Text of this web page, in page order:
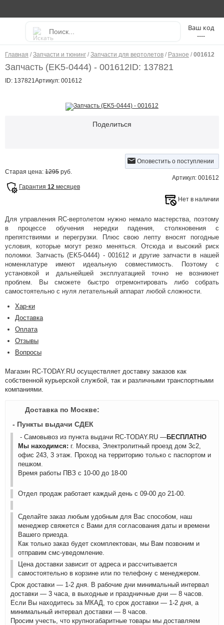
----
Главная / Запчасти и тюнинг / Запчасти для вертолетов / Разное / 001612
Запчасть (EK5-0444) - 001612ID: 137821
ID: 137821Артикул: 001612
Поделиться
Оповестить о поступлении
Старая цена: 1295 руб.
Артикул: 001612
Гарантия 12 месяцев
Нет в наличии
Для управления RC-вертолетом нужно немало мастерства, поэтому
в процессе обучения нередки падения, столкновения с
препятствиями и перегрузки. Плюс свою лепту вносят погодные
условия, которые могут резко меняться. Отсюда и высокий риск
поломки. Запчасть (EK5-0444) - 001612 и другие запчасти в нашей
номенклатуре имеют идеальную совместимость. Поэтому с
установкой и дальнейшей эксплуатацией точно не возникнет
проблем. Вы сможете быстро отремонтировать либо собрать
самостоятельно с нуля летательный аппарат любой сложности.
Хар-ки
Доставка
Оплата
Отзывы
Вопросы
Магазин RC-TODAY.RU осуществляет доставку заказов как
собственной курьерской службой, так и различными транспортными
компаниями.
Доставка по Москве:
- Пункты выдачи СДЕК
- Самовывоз из пункта выдачи RC-TODAY.RU —БЕСПЛАТНО
Мы находимся: г. Москва, Электролитный проезд дом 3с2,
офис 243, 3 этаж. Проход на территорию только с паспортом и
пешком.
Время работы ПВЗ с 10-00 до 18-00
Отдел продаж работает каждый день с 09-00 до 21-00.
Сделайте заказ любым удобным для Вас способом, наш
менеджер свяжется с Вами для согласования даты и времени
Вашего приезда.
Как только заказ будет скомплектован, мы Вам позвоним и
отправим смс-уведомление.
Цена доставки зависит от адреса и рассчитывается
самостоятельно в корзине или по телефону с менеджером.
Срок доставки — 1-2 дня. В рабочие дни минимальный интервал
доставки — 3 часа, в выходные и праздничные дни — 8 часов.
Если Вы находитесь за МКАД, то срок доставки — 1-2 дня, а
минимальный интервал доставки — 8 часов.
Просим учесть, что крупногабаритные товары мы доставляем